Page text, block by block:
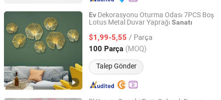
Ev Dekorasyonu Oturma Odası 7PCS Boş
Lotus Metal Duvar Yaprağı Sanatı
$1,99-5,55 / Parça
100 Parça (MOQ)
Talep Gönder
Fuzhou Liandesheng Trading Co., Ltd
Fujian, China Fiyat 2023